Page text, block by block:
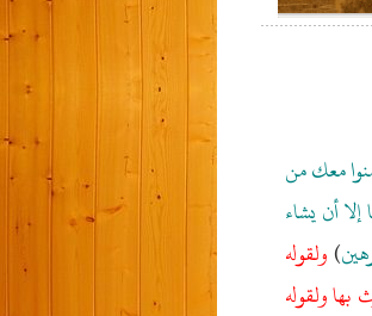
معك من
أن يشاء
) ولقوله
بها ولقوله